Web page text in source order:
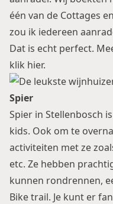
één van de Cottages
zou ik iedereen
Dat is echt perfect.
klik hier.
Spier
Spier in Stellenbosch
kids. Ook om te
activiteiten met ze
etc. Ze hebben
kunnen rondrennen,
Bike trail. Je kunt er